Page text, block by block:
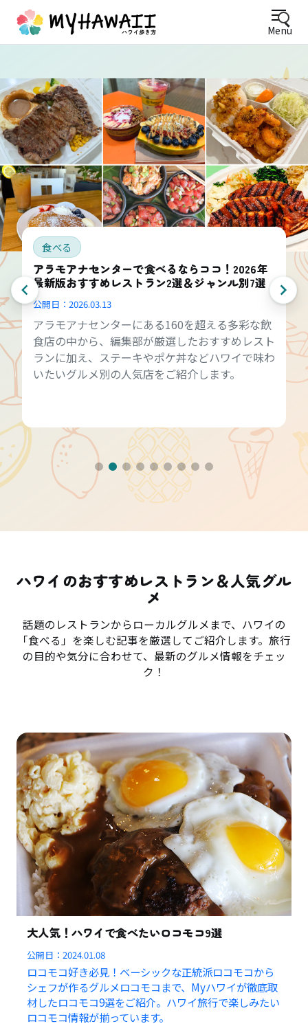
Menu
食べる
アラモアナセンターで食べるならココ！2026年
最新版おすすめレストラン2選＆ジャンル別7選
公開日： 2026.03.13
アラモアナセンターにある160を超える多彩な飲
食店の中から、編集部が厳選したおすすめレスト
ランに加え、ステーキやポケ丼などハワイで味わ
いたいグルメ別の人気店をご紹介します。
ハワイのおすすめレストラン＆人気グル
メ
話題のレストランからローカルグルメまで、ハワイの
「食べる」を楽しむ記事を厳選してご紹介します。旅行
の目的や気分に合わせて、最新のグルメ情報をチェッ
ク！
大人気！ハワイで食べたいロコモコ9選
公開日：2024.01.08
ロコモコ好き必見！ベーシックな正統派ロコモコから
シェフが作るグルメロコモコまで、Myハワイが徹底取
材したロコモコ9選をご紹介。ハワイ旅行で楽しみたい
ロコモコ情報が揃っています。